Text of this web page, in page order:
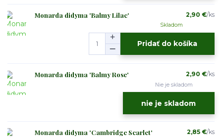
Monarda didyma 'Balmy Lilac' 2,90 €/ks
Skladom
Pridať do košíka
Monarda didyma 'Balmy Rose' 2,90 €/ks
Nie je skladom
nie je skladom
Monarda didyma 'Cambridge Scarlet' 2,85 €/ks